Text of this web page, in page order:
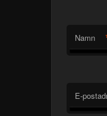
Namn
E-